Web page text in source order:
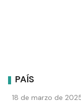
PAÍS
18 de marzo de